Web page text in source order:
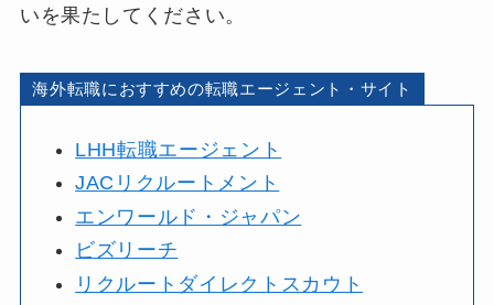
いを果たしてください。
海外転職におすすめの転職エージェント・サイト
LHH転職エージェント
JACリクルートメント
エンワールド・ジャパン
ビズリーチ
リクルートダイレクトスカウト